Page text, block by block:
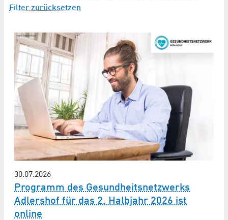
Filter zurücksetzen
30.07.2026
Programm des Gesundheitsnetzwerks
Adlershof für das 2. Halbjahr 2026 ist
online